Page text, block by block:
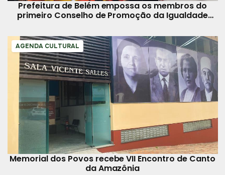
Prefeitura de Belém empossa os membros do
primeiro Conselho de Promoção da Igualdade
AGENDA CULTURAL
Memorial dos Povos recebe VII Encontro de Canto
da Amazônia